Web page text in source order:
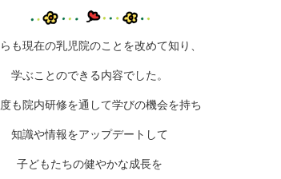
も現在の乳児院のことを改めて知り、
学ぶことのできる内容でした。
も 院内研修を通して学びの機会を持ち
知識や情報をアップデートして
子どもたちの健やかな成長を